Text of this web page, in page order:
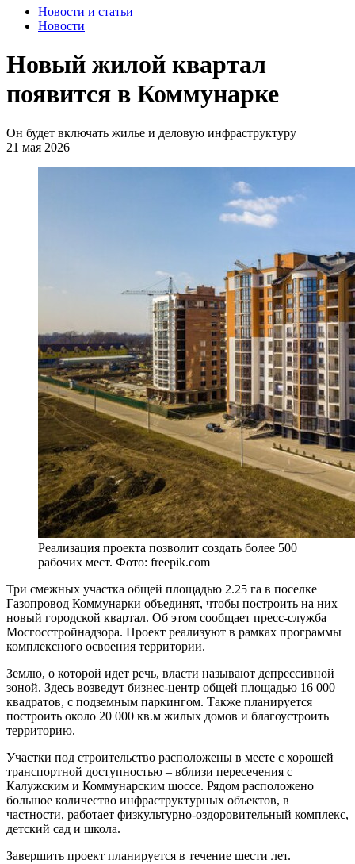
Новости и статьи
Новости
Новый жилой квартал
появится в Коммунарке
Он будет включать жилье и деловую инфраструктуру
21 мая 2026
Реализация проекта позволит создать более 500
рабочих мест. Фото: freepik.com
Три смежных участка общей площадью 2.25 га в поселке
Газопровод Коммунарки объединят, чтобы построить на них
новый городской квартал. Об этом сообщает пресс-служба
Мосгосстройнадзора. Проект реализуют в рамках программы
комплексного освоения территории.
Землю, о которой идет речь, власти называют депрессивной
зоной. Здесь возведут бизнес-центр общей площадью 16 000
квадратов, с подземным паркингом. Также планируется
построить около 20 000 кв.м жилых домов и благоустроить
территорию.
Участки под строительство расположены в месте с хорошей
транспортной доступностью – вблизи пересечения с
Калужским и Коммунарским шоссе. Рядом расположено
большое количество инфраструктурных объектов, в
частности, работает физкультурно-оздоровительный комплекс,
детский сад и школа.
Завершить проект планируется в течение шести лет.